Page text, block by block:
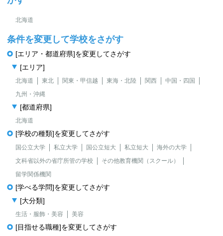
北海道
条件を変更して学校をさがす
[エリア・都道府県]を変更してさがす
[エリア]
北海道 東北 関東・甲信越 東海・北陸 関西
中国・四国
九州・沖縄
[都道府県]
北海道
[学校の種類]を変更してさがす
国公立大学 私立大学 国公立短大 私立短大
海外の大学
文科省以外の省庁所管の学校
その他教育機関（スクール）
留学関係機関
[学べる学問]を変更してさがす
[大分類]
生活・服飾・美容 美容
[目指せる職種]を変更してさがす